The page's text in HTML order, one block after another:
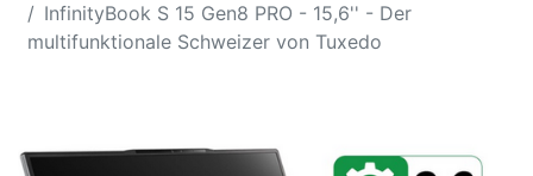
InfinityBook S 15 Gen8 PRO - 15,6'' - Der
multifunktionale Schweizer von Tuxedo